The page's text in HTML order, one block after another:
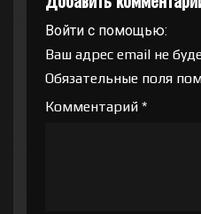
Войти с помощью:
Ваш адрес email не
Обязательные поля
Комментарий *